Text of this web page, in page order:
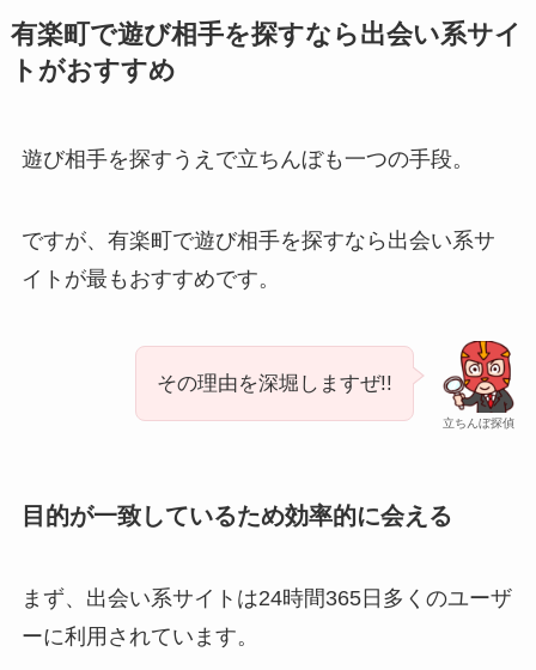
有楽町で遊び相手を探すなら出会い系サイ
トがおすすめ
遊び相手を探すうえで立ちんぼも一つの手段。
ですが、有楽町で遊び相手を探すなら出会い系サ
イトが最もおすすめです。
立ちんぼ探偵
その理由を深堀しますぜ!!
目的が一致しているため効率的に会える
まず、出会い系サイトは24時間365日多くのユーザ
ーに利用されています。